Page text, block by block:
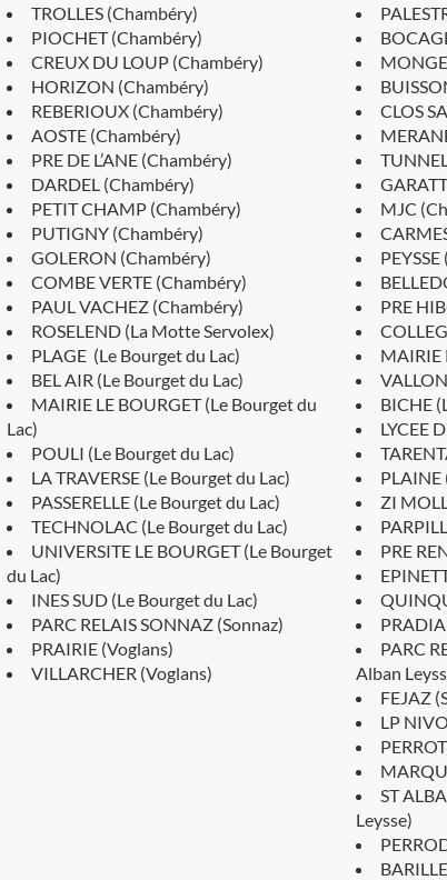
TROLLES (Chambéry)
PIOCHET (Chambéry)
CREUX DU LOUP (Chambéry)
HORIZON (Chambéry)
REBERIOUX (Chambéry)
AOSTE (Chambéry)
PRE DE L’ANE (Chambéry)
DARDEL (Chambéry)
PETIT CHAMP (Chambéry)
PUTIGNY (Chambéry)
GOLERON (Chambéry)
COMBE VERTE (Chambéry)
PAUL VACHEZ (Chambéry)
ROSELEND (La Motte Servolex)
PLAGE (Le Bourget du Lac)
BEL AIR (Le Bourget du Lac)
MAIRIE LE BOURGET (Le Bourget du
Lac)
POULI (Le Bourget du Lac)
LA TRAVERSE (Le Bourget du Lac)
PASSERELLE (Le Bourget du Lac)
TECHNOLAC (Le Bourget du Lac)
UNIVERSITE LE BOURGET (Le Bourget
du Lac)
INES SUD (Le Bourget du Lac)
PARC RELAIS SONNAZ (Sonnaz)
PRAIRIE (Voglans)
VILLARCHER (Voglans)
CLOS
MJC
PRE
MAIRIE
BICHE
LYCEE
PLAINE
ZI
PRE
PARC
Alban
FEJAZ
LP
ST
Leysse)